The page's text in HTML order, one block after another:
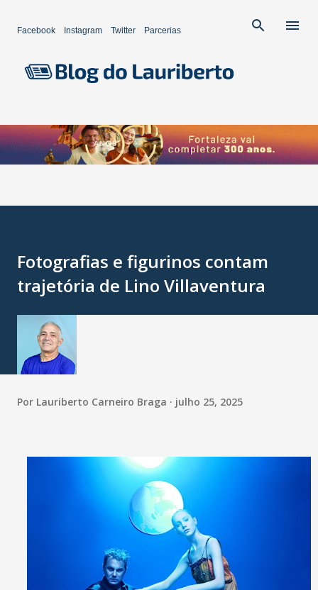
Facebook Instagram Twitter Parcerias
Fotografias e figurinos contam
trajetória de Lino Villaventura
Por Lauriberto Carneiro Braga julho 25, 2025